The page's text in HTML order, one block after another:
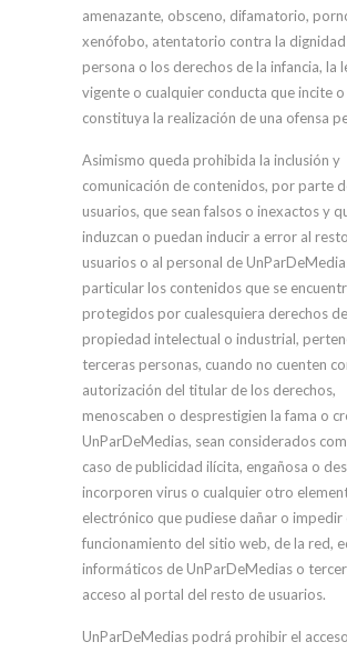
amenazante, obsceno, difamatorio,
xenófobo, atentatorio contra la dignidad
persona o los derechos de la infancia, la
vigente o cualquier conducta que incite o
constituya la realización de una ofensa
Asimismo queda prohibida la inclusión y
comunicación de contenidos, por parte
usuarios, que sean falsos o inexactos y
induzcan o puedan inducir a error al
usuarios o al personal de
particular los contenidos que se
protegidos por cualesquiera derechos de
propiedad intelectual o industrial,
terceras personas, cuando no cuenten
autorización del titular de los derechos,
menoscaben o desprestigien la fama o
UnParDeMedias, sean considerados
caso de publicidad ilícita, engañosa o
incorporen virus o cualquier otro
electrónico que pudiese dañar o impedir
funcionamiento del sitio web, de la red,
informáticos de UnParDeMedias o
acceso al portal del resto de usuarios.
UnParDeMedias podrá prohibir el